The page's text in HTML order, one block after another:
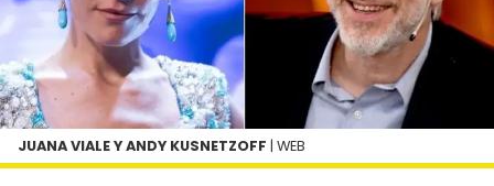
JUANA VIALE Y ANDY KUSNETZOFF | WEB